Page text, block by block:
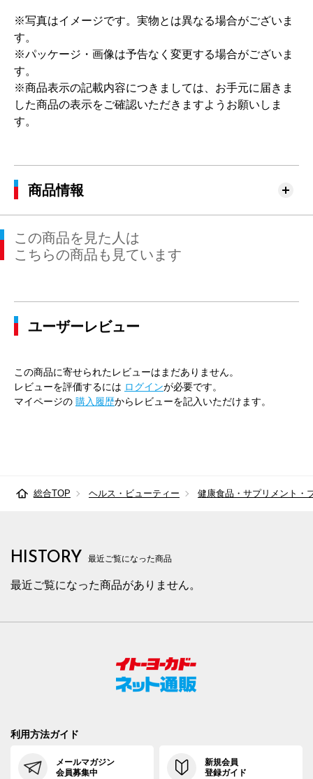
※写真はイメージです。実物とは異なる場合がございま
す。
※パッケージ・画像は予告なく変更する場合がございま
す。
※商品表示の記載内容につきましては、お手元に届きま
した商品の表示をご確認いただきますようお願いしま
す。
商品情報
この商品を見た人は
こちらの商品も見ています
ユーザーレビュー
この商品に寄せられたレビューはまだありません。
レビューを評価するには ログインが必要です。
マイページの 購入履歴からレビューを記入いただけます。
総合TOP ヘルス・ビューティー 健康食品・サプリメント・
HISTORY 最近ご覧になった商品
最近ご覧になった商品がありません。
利用方法ガイド
メールマガジン
会員募集中
新規会員
登録ガイド